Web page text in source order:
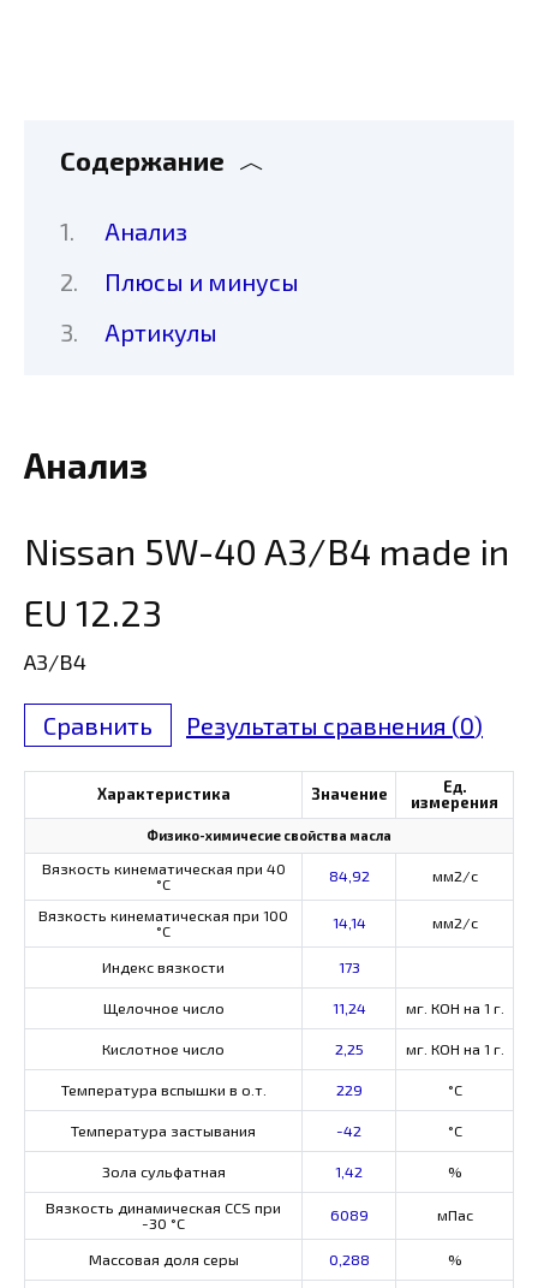
Содержание
Анализ
Плюсы и минусы
Артикулы
Анализ
Nissan 5W-40 A3/B4 made in
EU 12.23
A3/B4
Сравнить Результаты сравнения (0)
Характеристика Значение
Ед.
измерения
Физико-химичесие свойства масла
Вязкость кинематическая при 40
°С
84,92 мм2/с
Вязкость кинематическая при 100
°С
14,14 мм2/с
Индекс вязкости 173
Щелочное число 11,24 мг. КОН на 1 г.
Кислотное число 2,25 мг. КОН на 1 г.
Температура вспышки в о.т. 229 °C
Температура застывания -42 °C
Зола сульфатная 1,42
%
Вязкость динамическая CCS при
-30 °С
6089 мПас
Массовая доля серы 0,288 %